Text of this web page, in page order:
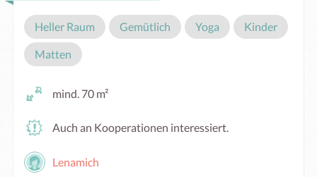
Heller Raum Gemütlich Yoga Kinder
Matten
mind. 70 m²
Auch an Kooperationen interessiert.
Lenamich